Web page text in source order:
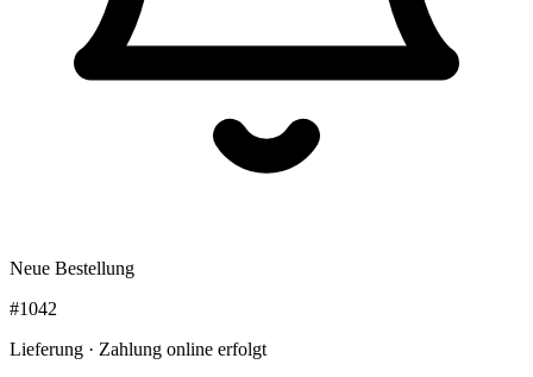
Neue Bestellung
#1042
Lieferung · Zahlung online erfolgt